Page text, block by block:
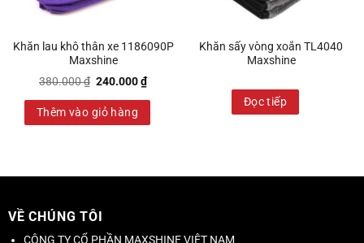
Khăn lau khô thân xe 1186090P
Maxshine
380.000₫ Giá
là:
380.000 ₫.
240.000₫Giá
hiện
tại
240.000 ₫.
Thêm vào giỏ hàng
Khăn sấy vòng xoắn TL4040
Maxshine
Đọc tiếp
VỀ CHÚNG TÔI
CÔNG TY CỔ PHẦN MAXSHINE VIỆT NAM